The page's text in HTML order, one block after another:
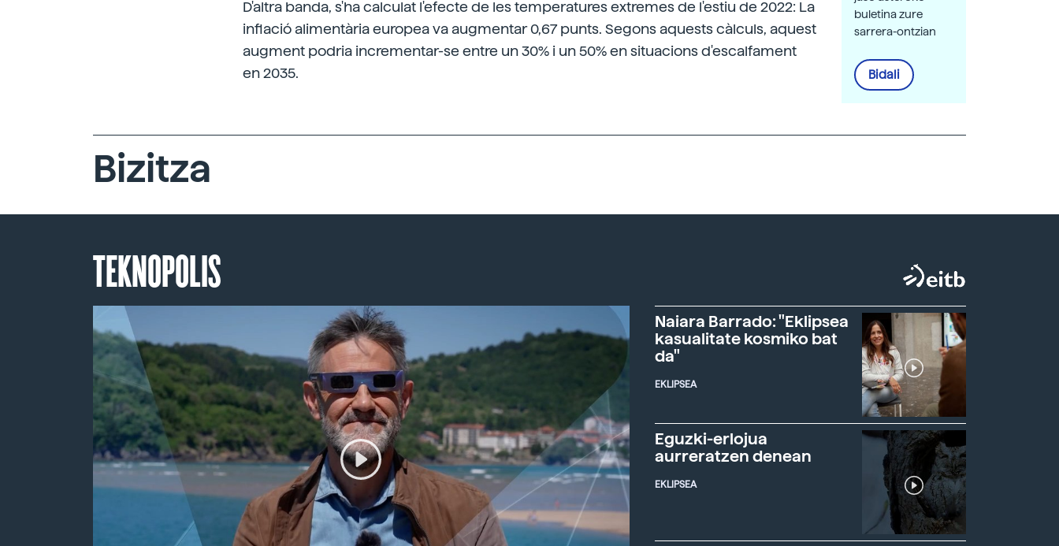
D'altra banda, s'ha calculat l'efecte de les temperatures extremes de l'estiu de 2022: La
inflació alimentària europea va augmentar 0,67 punts. Segons aquests càlculs, aquest
augment podria incrementar-se entre un 30% i un 50% en situacions d'escalfament
en 2035.
buletina zure
sarrera-ontzian
Bidali
Bizitza
TEKNOPOLIS
Naiara Barrado: "Eklipsea
kasualitate kosmiko bat
da"
EKLIPSEA
Eguzki-erlojua
aurreratzen denean
EKLIPSEA